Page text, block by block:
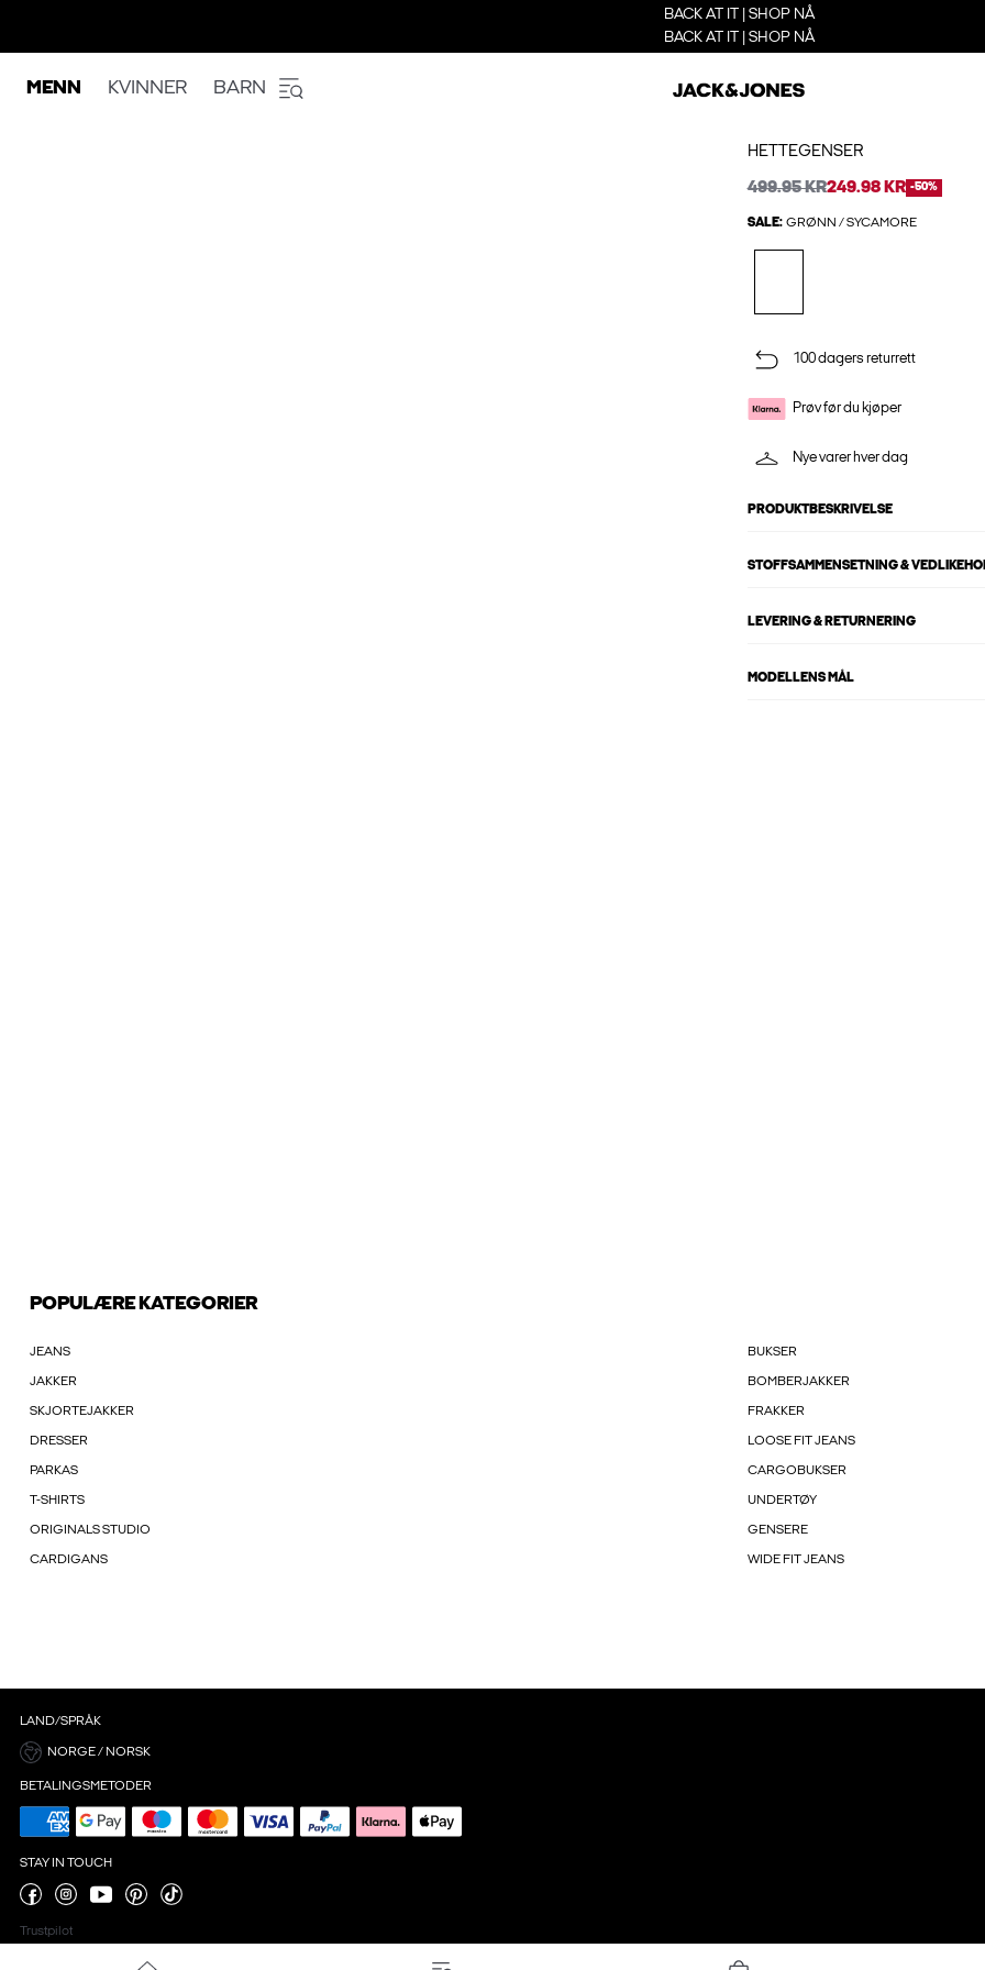
BACK AT IT | SHOP NÅ
BACK AT IT | SHOP NÅ
MENN KVINNER BARN
HETTEGENSER
499.95 KR249.98 KR -50%
SALE: GRØNN / SYCAMORE
100 dagers returrett
Prøv før du kjøper
Nye varer hver dag
PRODUKTBESKRIVELSE
STOFFSAMMENSETNING &
LEVERING & RETURNERING
MODELLENS MÅL
POPULÆRE KATEGORIER
JEANS BUKSER
JAKKER BOMBERJAKKER
SKJORTEJAKKER FRAKKER
DRESSER LOOSE FIT JEANS
PARKAS CARGOBUKSER
T-SHIRTS UNDERTØY
ORIGINALS STUDIO GENSERE
CARDIGANS WIDE FIT JEANS
LAND/SPRÅK
NORGE / NORSK
BETALINGSMETODER
STAY IN TOUCH
Trustpilot